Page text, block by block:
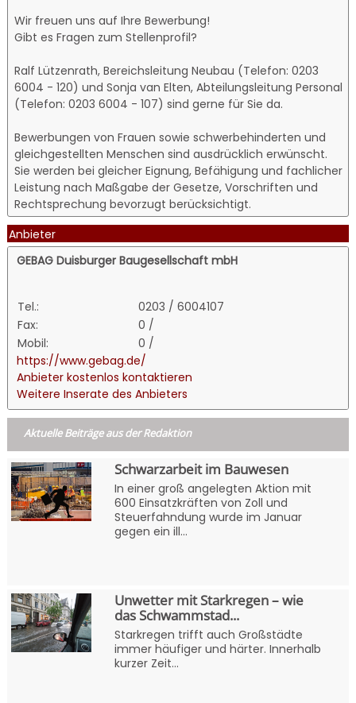
Wir freuen uns auf Ihre Bewerbung!
Gibt es Fragen zum Stellenprofil?
Ralf Lützenrath, Bereichsleitung Neubau (Telefon: 0203
6004 - 120) und Sonja van Elten, Abteilungsleitung Personal
(Telefon: 0203 6004 - 107) sind gerne für Sie da.
Bewerbungen von Frauen sowie schwerbehinderten und
gleichgestellten Menschen sind ausdrücklich erwünscht.
Sie werden bei gleicher Eignung, Befähigung und fachlicher
Leistung nach Maßgabe der Gesetze, Vorschriften und
Rechtsprechung bevorzugt berücksichtigt.
Anbieter
GEBAG Duisburger Baugesellschaft mbH
Tel.:
0203 / 6004107
Fax:
0 /
Mobil:
0 /
https://www.gebag.de/
Anbieter kostenlos kontaktieren
Weitere Inserate des Anbieters
Aktuelle Beiträge aus der Redaktion
Schwarzarbeit im Bauwesen
In einer groß angelegten Aktion mit
600 Einsatzkräften von Zoll und
Steuerfahndung wurde im Januar
gegen ein ill...
Unwetter mit Starkregen – wie
das Schwammstad...
Starkregen trifft auch Großstädte
immer häufiger und härter. Innerhalb
kurzer Zeit...